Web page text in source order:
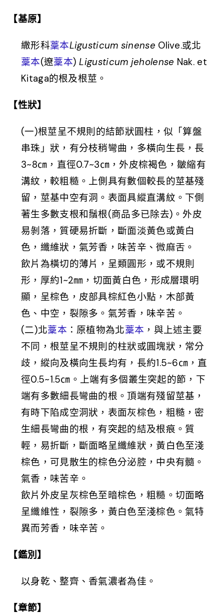
【基原】
繖形科藳本Ligusticum sinense Olive.或北
藳本(遼藳本)Ligusticum jeholense Nak. et
Kitaga的根及根莖。
【性狀】
(一)根莖呈不規則的結節狀圓柱，似「算盤
串珠」狀，有分枝稍彎曲，多橫向生長，長
3~8㎝，直徑0.7~3㎝，外皮棕褐色，皺縮有
溝紋，較粗糙。上側具有數個較長的莖基殘
留，莖基中空有洞。表面具縱直溝紋。下側
著生多數支根和鬚根(商品多已除去)。外皮
易剝落，質硬易折斷，斷面淡黃色或黃白
色，纖維狀，氣芳香，味苦辛、微麻舌。
飲片為橫切的薄片，呈類圓形，或不規則
形，厚約1~2㎜，切面黃白色，形成層環明
顯，呈棕色，皮部具棕紅色小點，木部黃
色、中空，裂隙多。氣芳香，味辛苦。
(二)北藳本 ：原植物為北藳本 ，與上述主要
不同，根莖呈不規則的柱狀或圓塊狀，常分
歧，縱向及橫向生長均有，長約1.5~6㎝，直
徑0.5~1.5㎝。上端有多個叢生突起的節，下
端有多數細長彎曲的根。頂端有殘留莖基，
有時下陷成空洞狀，表面灰棕色，粗糙，密
生細長彎曲的根，有突起的結及根痕。質
輕，易折斷，斷面略呈纖維狀，黃白色至淺
棕色，可見散生的棕色分泌腔，中央有髓。
氣香，味苦辛。
飲片外皮呈灰棕色至暗棕色，粗糙。切面略
呈纖維性，裂隙多，黃白色至淺棕色。氣特
異而芳香，味辛苦。
【鑑別】
以身乾、整齊、香氣濃者為佳。
【章節】